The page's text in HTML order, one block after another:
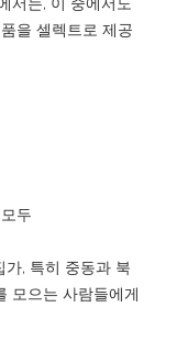
을 셀렉트로 제공
두
가, 특히 중동과 북
모으는 사람들에게